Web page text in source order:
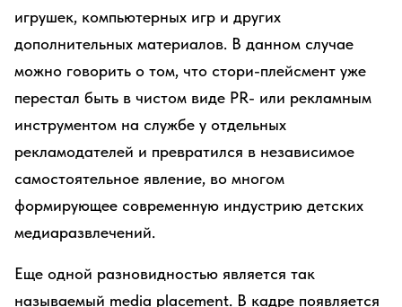
игрушек, компьютерных игр и других
дополнительных материалов. В данном случае
можно говорить о том, что стори-плейсмент уже
перестал быть в чистом виде PR- или рекламным
инструментом на службе у отдельных
рекламодателей и превратился в независимое
самостоятельное явление, во многом
формирующее современную индустрию детских
медиаразвлечений.
Еще одной разновидностью является так
называемый media placement. В кадре появляется